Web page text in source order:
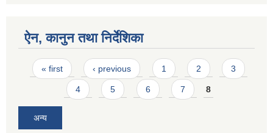
ऐन, कानुन तथा निर्देशिका
Pages
« first ‹ previous 1 2 3
4 5 6 7 8
अन्य